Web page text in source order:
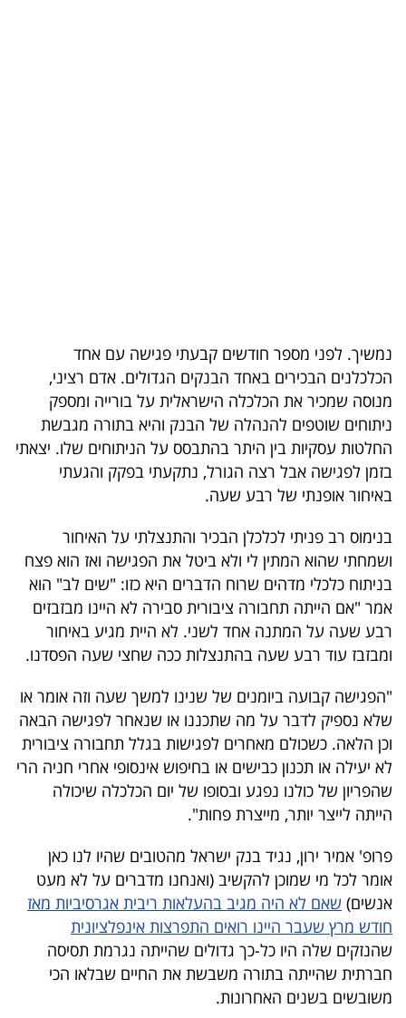
40
UNDER
40
שיתופי
פעולה
דרושים
ניוזלטרים
מייל
אדום
באייס
עקבו
אחרינו:
נמשיך. לפני מספר חודשים קבעתי פגישה עם אחד
הכלכלנים הבכירים באחד הבנקים הגדולים. אדם רציני,
מנוסה שמכיר את הכלכלה הישראלית על בורייה ומספק
ניתוחים שוטפים להנהלה של הבנק והיא בתורה מגבשת
החלטות עסקיות בין היתר בהתבסס על הניתוחים שלו. יצאתי
בזמן לפגישה אבל רצה הגורל, נתקעתי בפקק והגעתי
באיחור אופנתי של רבע שעה.
בנימוס רב פניתי לכלכלן הבכיר והתנצלתי על האיחור
ושמחתי שהוא המתין לי ולא ביטל את הפגישה ואז הוא פצח
בניתוח כלכלי מדהים שרוח הדברים היא כזו: "שים לב" הוא
אמר "אם הייתה תחבורה ציבורית סבירה לא היינו מבזבזים
רבע שעה על המתנה אחד לשני. לא היית מגיע באיחור
ומבזבז עוד רבע שעה בהתנצלות ככה שחצי שעה הפסדנו.
"הפגישה קבועה ביומנים של שנינו למשך שעה וזה אומר או
שלא נספיק לדבר על מה שתכננו או שנאחר לפגישה הבאה
וכן הלאה. כשכולם מאחרים לפגישות בגלל תחבורה ציבורית
לא יעילה או תכנון כבישים או בחיפוש אינסופי אחרי חניה הרי
שהפריון של כולנו נפגע ובסופו של יום הכלכלה שיכולה
הייתה לייצר יותר, מייצרת פחות".
פרופ' אמיר ירון, נגיד בנק ישראל מהטובים שהיו לנו כאן
אומר לכל מי שמוכן להקשיב (ואנחנו מדברים על לא מעט
אנשים) שאם לא היה מגיב בהעלאות ריבית אגרסיביות מאז
חודש מרץ שעבר היינו רואים התפרצות אינפלציונית
שהנזקים שלה היו כל-כך גדולים שהייתה נגרמת תסיסה
חברתית שהייתה בתורה משבשת את החיים שבלאו הכי
משובשים בשנים האחרונות.